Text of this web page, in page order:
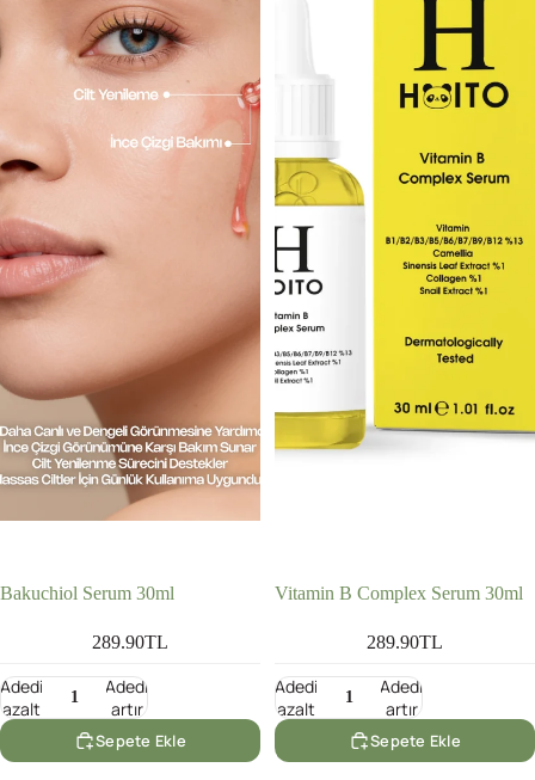
Bakuchiol Serum 30ml
289.90TL
Adedi
azalt
Adedi
artır
Sepete Ekle
Vitamin B Complex Serum 30ml
289.90TL
Adedi
azalt
Adedi
artır
Sepete Ekle